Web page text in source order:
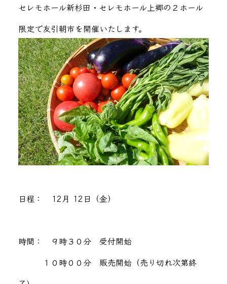
セレモホール新杉田・セレモホール上郷の２ホール
限定で友引朝市を開催いたします。
日程： 12月 12日（金）
時間： ９時３０分 受付開始
１０時００分 販売開始（売り切れ次第終